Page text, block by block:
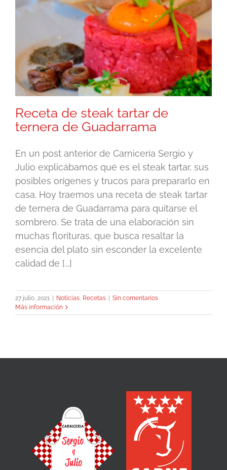
Receta de steak tartar de
ternera de Guadarrama
En un post anterior de Carnicería Sergio y
Julio explicábamos qué es el steak tartar, sus
posibles orígenes y trucos para prepararlo en
casa. Hoy traemos una receta de steak tartar
de ternera de Guadarrama para quitarse el
sombrero. Se trata de una elaboración sin
muchas florituras, que busca resaltar la
esencia del plato sin esconder la excelente
calidad de [...]
27 julio, 2021 Noticias, Recetas
Sin comentarios
Más información